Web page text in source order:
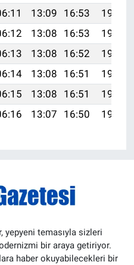
13:09 16:53
19:56
13:08 16:53
19:55
13:08 16:52
19:53
13:08 16:51
19:52
13:08 16:51
19:51
13:07 16:50 19:49
yepyeni temasıyla sizleri
bir araya getiriyor.
haber okuyabilecekleri bir